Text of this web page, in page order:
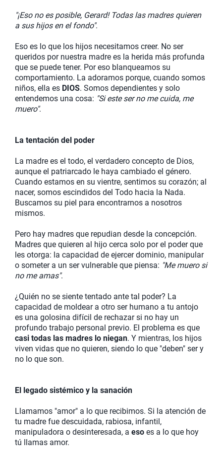
"¡Eso no es posible, Gerard! Todas las madres quieren
a sus hijos en el fondo".
Eso es lo que los hijos necesitamos creer. No ser
queridos por nuestra madre es la herida más profunda
que se puede tener. Por eso blanqueamos su
comportamiento. La adoramos porque, cuando somos
niños, ella es DIOS. Somos dependientes y solo
entendemos una cosa: "Si este ser no me cuida, me
muero".
La tentación del poder
La madre es el todo, el verdadero concepto de Dios,
aunque el patriarcado le haya cambiado el género.
Cuando estamos en su vientre, sentimos su corazón; al
nacer, somos escindidos del Todo hacia la Nada.
Buscamos su piel para encontrarnos a nosotros
mismos.
Pero hay madres que repudian desde la concepción.
Madres que quieren al hijo cerca solo por el poder que
les otorga: la capacidad de ejercer dominio, manipular
o someter a un ser vulnerable que piensa: "Me muero si
no me amas".
¿Quién no se siente tentado ante tal poder? La
capacidad de moldear a otro ser humano a tu antojo
es una golosina difícil de rechazar si no hay un
profundo trabajo personal previo. El problema es que
casi todas las madres lo niegan. Y mientras, los hijos
viven vidas que no quieren, siendo lo que "deben" ser y
no lo que son.
El legado sistémico y la sanación
Llamamos "amor" a lo que recibimos. Si la atención de
tu madre fue descuidada, rabiosa, infantil,
manipuladora o desinteresada, a eso es a lo que hoy
tú llamas amor.